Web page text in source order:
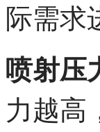
际需求
喷射压
力越高